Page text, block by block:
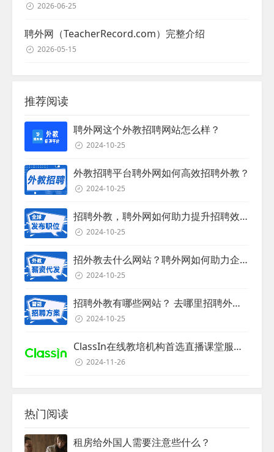
2026-06-25
聘外网（TeacherRecord.com）完整介绍
2026-05-15
推荐阅读
聘外网这个外教招聘网站怎么样？
2024-10-25
外教招聘平台聘外网如何高效招聘外教？
2024-10-25
招聘外教，聘外网如何助力提升招聘效率？
2024-10-25
招外教去什么网站？聘外网如何助力企业外教招聘
2024-10-25
招聘外教有哪些网站？ 去哪里招聘外教？
2024-10-25
ClassIn在线教培机构首选直播课堂服务商
2024-11-26
热门阅读
租房给外国人需要注意些什么？